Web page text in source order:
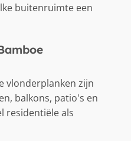
buitenruimte een
vlonderplanken zijn
balkons, patio's en
residentiële als